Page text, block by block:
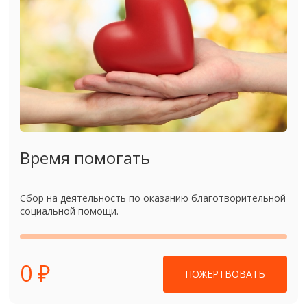
Время помогать
Сбор на деятельность по оказанию благотворительной
социальной помощи.
0 ₽ ПОЖЕРТВОВАТЬ